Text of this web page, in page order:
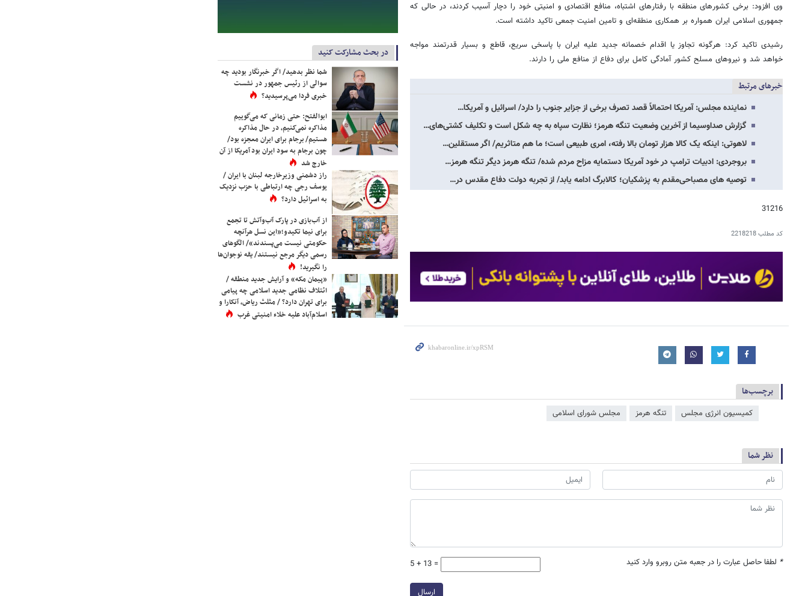
وی افزود: برخی کشورهای منطقه با رفتارهای اشتباه، منافع اقتصادی و امنیتی خود را دچار آسیب کردند، در حالی که
جمهوری اسلامی ایران همواره بر همکاری منطقه‌ای و تامین امنیت جمعی تاکید داشته است.
رشیدی تاکید کرد: هرگونه تجاوز یا اقدام خصمانه جدید علیه ایران با پاسخی سریع، قاطع و بسیار قدرتمند مواجه
خواهد شد و نیروهای مسلح کشور آمادگی کامل برای دفاع از منافع ملی را دارند.
خبرهای مرتبط
نماینده مجلس: آمریکا احتمالاً قصد تصرف برخی از جزایر جنوب را دارد/ اسرائیل و آمریکا…
گزارش صداوسیما از آخرین وضعیت تنگه هرمز؛ نظارت سپاه به چه شکل است و تکلیف کشتی‌های…
لاهوتی: اینکه یک کالا هزار تومان بالا رفته، امری طبیعی است؛ ما هم متاثریم/ اگر مستقلین…
بروجردی: ادبیات ترامپ در خود آمریکا دستمایه مزاح مردم شده/ تنگه هرمز دیگر تنگه هرمز…
توصیه های مصباحی‌مقدم به پزشکیان؛ کالابرگ ادامه یابد/ از تجربه دولت دفاع مقدس در…
31216
کد مطلب2218218
برچسب‌ها
کمیسیون انرژی مجلس تنگه هرمز مجلس شورای اسلامی
نظر شما
* لطفا حاصل عبارت را در جعبه متن روبرو وارد کنید 5 + 13 =
ارسال
در بحث مشارکت کنید
شما نظر بدهید/ اگر خبرنگار بودید چه
سوالی از رئیس جمهور در نشست
خبری فردا می‌پرسیدید؟
ابوالفتح: حتی زمانی که می‌گوییم
مذاکره نمی‌کنیم، در حال مذاکره
هستیم/ برجام برای ایران معجزه بود/
چون برجام به سود ایران بود آمریکا از آن
خارج شد
راز دشمنی وزیرخارجه لبنان با ایران /
یوسف رجی چه ارتباطی با حزب نزدیک
به اسرائیل دارد؟
از آب‌بازی در پارک آب‌وآتش تا تجمع
برای نیما تکیدو؛«این نسل هرآنچه
حکومتی نیست می‌پسندند»/ الگوهای
رسمی دیگر مرجع نیستند/ یقه نوجوان‌ها
را نگیرید!
«پیمان مکه» و آرایش جدید منطقه /
ائتلاف نظامی جدید اسلامی چه پیامی
برای تهران دارد؟ / مثلث ریاض، آنکارا و
اسلام‌آباد علیه خلاء امنیتی غرب